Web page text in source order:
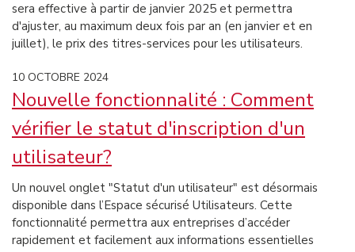
sera effective à partir de janvier 2025 et permettra
d'ajuster, au maximum deux fois par an (en janvier et en
juillet), le prix des titres-services pour les utilisateurs.
10 OCTOBRE 2024
Nouvelle fonctionnalité : Comment
vérifier le statut d'inscription d'un
utilisateur?
Un nouvel onglet "Statut d'un utilisateur" est désormais
disponible dans l’Espace sécurisé Utilisateurs. Cette
fonctionnalité permettra aux entreprises d’accéder
rapidement et facilement aux informations essentielles